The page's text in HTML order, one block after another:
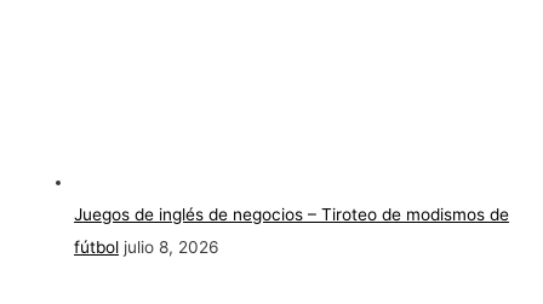
Juegos de inglés de negocios – Tiroteo de modismos de
fútbol julio 8, 2026